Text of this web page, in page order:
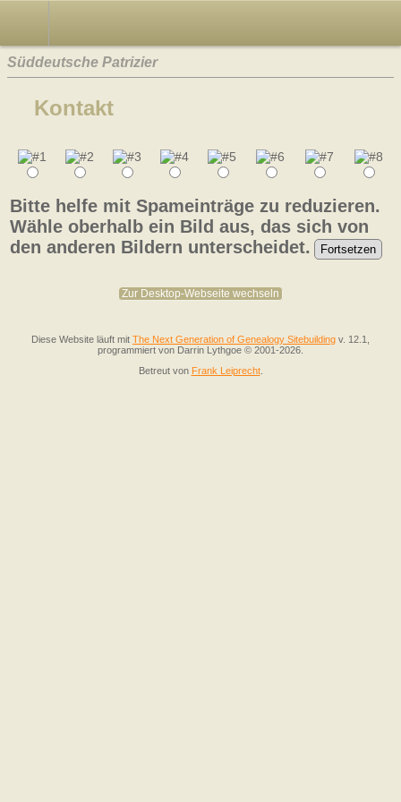
Süddeutsche Patrizier
Kontakt
Bitte helfe mit Spameinträge zu reduzieren.
Wähle oberhalb ein Bild aus, das sich von
den anderen Bildern unterscheidet.
Zur Desktop-Webseite wechseln
Diese Website läuft mit The Next Generation of Genealogy Sitebuilding v. 12.1,
programmiert von Darrin Lythgoe © 2001-2026.
Betreut von Frank Leiprecht.